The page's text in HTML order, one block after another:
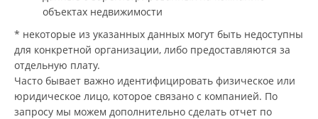
объектах недвижимости
* некоторые из указанных данных могут быть недоступны
для конкретной организации, либо предоставляются за
отдельную плату.
Часто бывает важно идентифицировать физическое или
юридическое лицо, которое связано с компанией. По
запросу мы можем дополнительно сделать отчет по